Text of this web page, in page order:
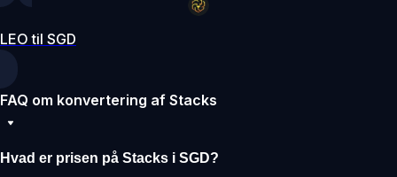
LEO til SGD
FAQ om konvertering af Stacks
Hvad er prisen på Stacks i SGD?